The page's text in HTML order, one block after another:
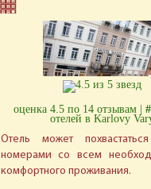
оценка 4.5 по 14 отзывам |
отелей в Karlovy
Отель может
номерами со всем
комфортного проживания.